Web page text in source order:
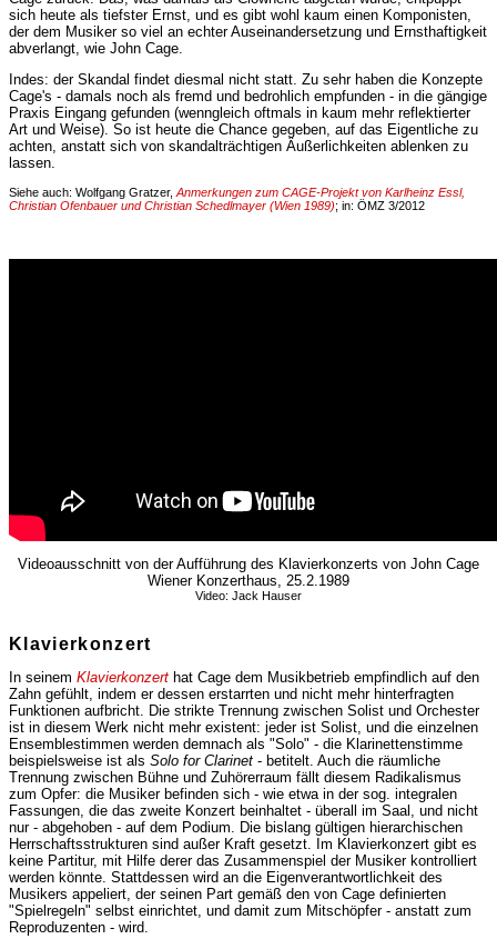
sich heute als tiefster Ernst, und es gibt wohl kaum einen Komponisten,
der dem Musiker so viel an echter Auseinandersetzung und Ernsthaftigkeit
abverlangt, wie John Cage.
Indes: der Skandal findet diesmal nicht statt. Zu sehr haben die Konzepte
Cage's - damals noch als fremd und bedrohlich empfunden - in die gängige
Praxis Eingang gefunden (wenngleich oftmals in kaum mehr reflektierter
Art und Weise). So ist heute die Chance gegeben, auf das Eigentliche zu
achten, anstatt sich von skandalträchtigen Äußerlichkeiten ablenken zu
lassen.
Siehe auch: Wolfgang Gratzer, Anmerkungen zum CAGE-Projekt von Karlheinz Essl,
Christian Ofenbauer und Christian Schedlmayer (Wien 1989); in: ÖMZ 3/2012
Videoausschnitt von der Aufführung des Klavierkonzerts von John Cage
Wiener Konzerthaus, 25.2.1989
Video: Jack Hauser
Klavierkonzert
In seinem Klavierkonzert hat Cage dem Musikbetrieb empfindlich auf den
Zahn gefühlt, indem er dessen erstarrten und nicht mehr hinterfragten
Funktionen aufbricht. Die strikte Trennung zwischen Solist und Orchester
ist in diesem Werk nicht mehr existent: jeder ist Solist, und die einzelnen
Ensemblestimmen werden demnach als "Solo" - die Klarinettenstimme
beispielsweise ist als Solo for Clarinet - betitelt. Auch die räumliche
Trennung zwischen Bühne und Zuhörerraum fällt diesem Radikalismus
zum Opfer: die Musiker befinden sich - wie etwa in der sog. integralen
Fassungen, die das zweite Konzert beinhaltet - überall im Saal, und nicht
nur - abgehoben - auf dem Podium. Die bislang gültigen hierarchischen
Herrschaftsstrukturen sind außer Kraft gesetzt. Im Klavierkonzert gibt es
keine Partitur, mit Hilfe derer das Zusammenspiel der Musiker kontrolliert
werden könnte. Stattdessen wird an die Eigenverantwortlichkeit des
Musikers appeliert, der seinen Part gemäß den von Cage definierten
"Spielregeln" selbst einrichtet, und damit zum Mitschöpfer - anstatt zum
Reproduzenten - wird.